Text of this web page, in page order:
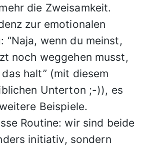
die Zweisamkeit.
zur emotionalen
“Naja, wenn du meinst,
noch weggehen musst,
halt” (mit diesem
Unterton ;-)), es
Beispiele.
Routine: wir sind beide
initiativ, sondern